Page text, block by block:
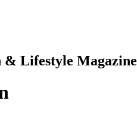
& Lifestyle Magazine